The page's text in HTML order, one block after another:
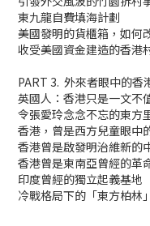
東九龍自費填海計劃
美國發明的貨櫃箱，如何
收受美國資金建造的香港
PART 3. 外來者眼中的香
英國人：香港只是一文不
令張愛玲念念不忘的東方
香港，曾是西方兒童眼中
香港曾是啟發明治維新的
香港曾是東南亞曾經的革
印度曾經的獨立起義基地
冷戰格局下的「東方柏林」